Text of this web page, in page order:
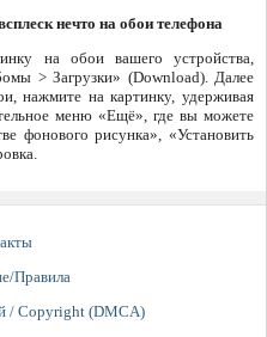
нечто на обои телефона
на обои вашего устройства,
> Загрузки» (Download). Далее
нажмите на картинку, удерживая
меню «Ещё», где вы можете
фонового рисунка», «Установить
Правила
/ Copyright (DMCA)